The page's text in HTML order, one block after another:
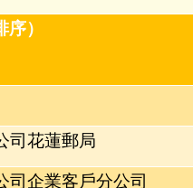
）
司花蓮郵局
司企業客戶分公司